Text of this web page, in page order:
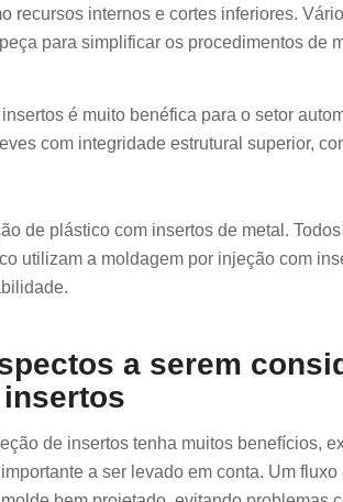
recursos internos e cortes inferiores.
para simplificar os procedimentos de
é muito benéfica para o setor
com integridade estrutural superior,
de plástico com insertos de metal.
utilizam a moldagem por injeção com
a serem
de insertos tenha muitos benefícios,
a ser levado em conta. Um